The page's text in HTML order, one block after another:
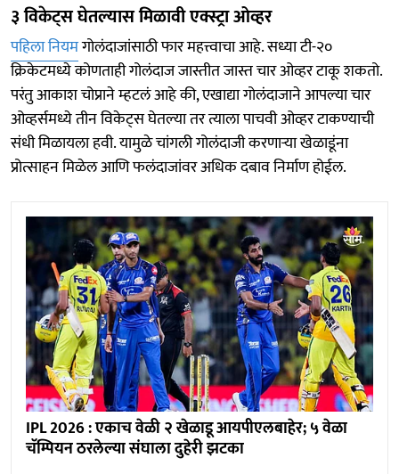
३ विकेट्स घेतल्यास मिळावी एक्स्ट्रा ओव्हर
पहिला नियमगोलंदाजांसाठी फार महत्त्वाचा आहे. सध्या टी-२०
क्रिकेटमध्ये कोणताही गोलंदाज जास्तीत जास्त चार ओव्हर टाकू शकतो.
परंतु आकाश चोप्राने म्हटलं आहे की, एखाद्या गोलंदाजाने आपल्या चार
ओव्हर्समध्ये तीन विकेट्स घेतल्या तर त्याला पाचवी ओव्हर टाकण्याची
संधी मिळायला हवी. यामुळे चांगली गोलंदाजी करणाऱ्या खेळाडूंना
प्रोत्साहन मिळेल आणि फलंदाजांवर अधिक दबाव निर्माण होईल.
IPL 2026 : एकाच वेळी २ खेळाडू आयपीएलबाहेर; ५ वेळा
चॅम्पियन ठरलेल्या संघाला दुहेरी झटका